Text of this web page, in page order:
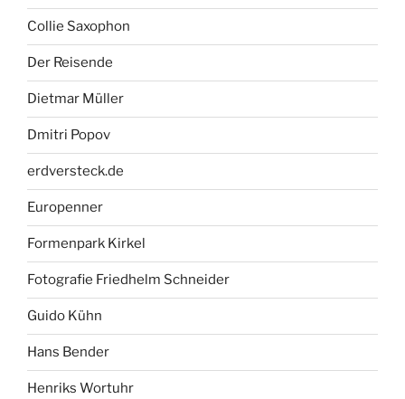
Collie Saxophon
Der Reisende
Dietmar Müller
Dmitri Popov
erdversteck.de
Europenner
Formenpark Kirkel
Fotografie Friedhelm Schneider
Guido Kühn
Hans Bender
Henriks Wortuhr